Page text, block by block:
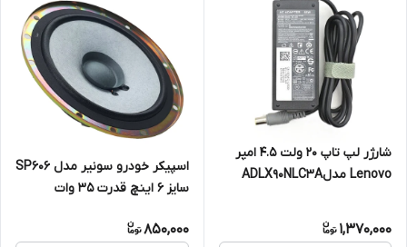
شارژر لپ تاپ ۲۰ ولت ۴.۵ امپر
Lenovo مدلADLX90NLC3A
1,370,000
اسپیکر خودرو سونیر مدل SP606
سایز ۶ اینچ قدرت ۳۵ وات
850,000